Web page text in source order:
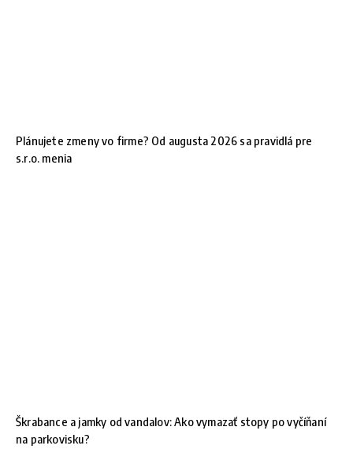
Plánujete zmeny vo firme? Od augusta 2026 sa pravidlá pre
s.r.o. menia
Škrabance a jamky od vandalov: Ako vymazať stopy po vyčíňaní
na parkovisku?